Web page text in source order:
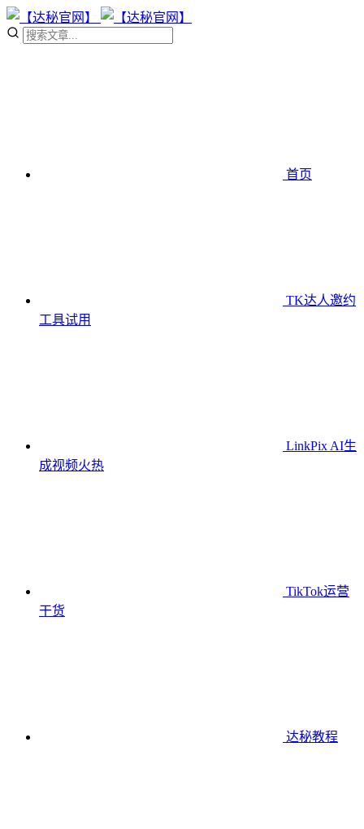
首页
TK达人邀约
工具试用
LinkPix AI生
成视频火热
TikTok运营
干货
达秘教程